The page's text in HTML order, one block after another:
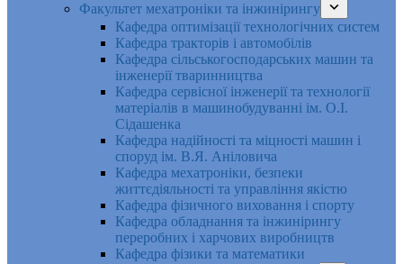
Факультет мехатроніки та інжинірингу
Кафедра оптимізації технологічних систем
Кафедра тракторів і автомобілів
Кафедра сільськогосподарських машин та
інженерії тваринництва
Кафедра cервісної інженерії та технології
матеріалів в машинобудуванні ім. О.І.
Сідашенка
Кафедра надійності та міцності машин і
споруд ім. В.Я. Аніловича
Кафедра мехатроніки, безпеки
життєдіяльності та управління якістю
Кафедра фізичного виховання і спорту
Кафедра обладнання та інжинірингу
переробних і харчових виробництв
Кафедра фізики та математики